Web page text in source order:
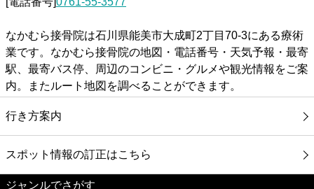
なかむら接骨院は石川県能美市大成町2丁目70-3にある療術
業です。なかむら接骨院の地図・電話番号・天気予報・最寄
駅、最寄バス停、周辺のコンビニ・グルメや観光情報をご案
内。またルート地図を調べることができます。
行き方案内
スポット情報の訂正はこちら
ジャンルでさがす